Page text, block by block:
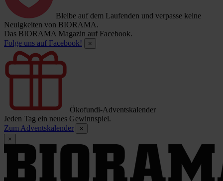
Bleibe auf dem Laufenden und verpasse keine
Neuigkeiten von BIORAMA.
Das BIORAMA Magazin auf Facebook.
Folge uns auf Facebook!
×
Ökofundi-Adventskalender
Jeden Tag ein neues Gewinnspiel.
Zum Adventskalender
×
×